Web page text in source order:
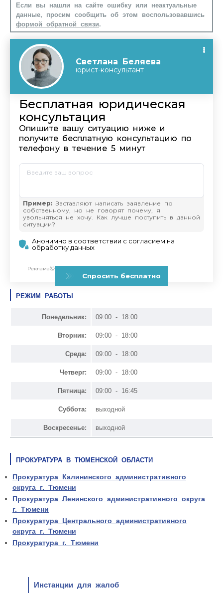
Если вы нашли на сайте ошибку или неактуальные
данные, просим сообщить об этом воспользовавшись
формой обратной связи.
РЕЖИМ РАБОТЫ
Понедельник: 09:00 - 18:00
Вторник: 09:00 - 18:00
Среда: 09:00 - 18:00
Четверг: 09:00 - 18:00
Пятница: 09:00 - 16:45
Суббота: выходной
Воскресенье: выходной
ПРОКУРАТУРА В ТЮМЕНСКОЙ ОБЛАСТИ
Прокуратура Калининского административного
округа г. Тюмени
Прокуратура Ленинского административного округа
г. Тюмени
Прокуратура Центрального административного
округа г. Тюмени
Прокуратура г. Тюмени
Инстанции для жалоб